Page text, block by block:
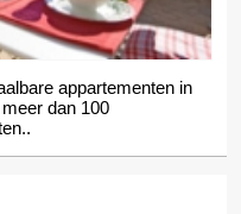
appartementen in
dan 100